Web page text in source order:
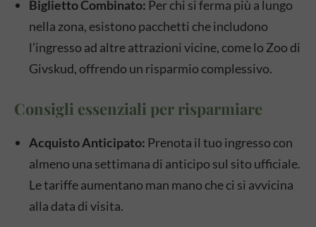
Biglietto Combinato: Per chi si ferma più a lungo
nella zona, esistono pacchetti che includono
l’ingresso ad altre attrazioni vicine, come lo Zoo di
Givskud, offrendo un risparmio complessivo.
Consigli essenziali per risparmiare
Acquisto Anticipato: Prenota il tuo ingresso con
almeno una settimana di anticipo sul sito ufficiale.
Le tariffe aumentano man mano che ci si avvicina
alla data di visita.